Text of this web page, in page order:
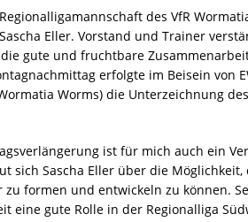
des VfR
Eller. Vorstand und Trainer
gute und fruchtbare
erfolgte im Beisein von
Worms) die Unterzeichnung
ist für mich auch ein
sich Sascha Eller über die
formen und entwickeln zu können.
eine gute Rolle in der Regionalliga